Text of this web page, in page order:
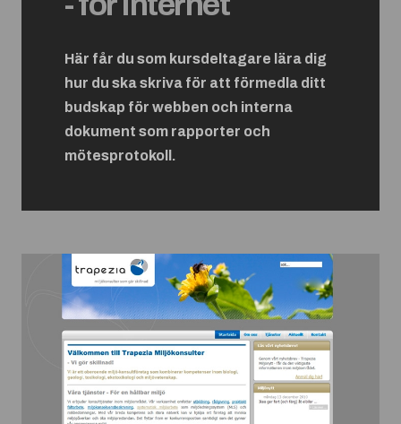
Här får du som kursdeltagare lära dig
hur du ska skriva för att förmedla ditt
budskap för webben och interna
dokument som rapporter och
mötesprotokoll.